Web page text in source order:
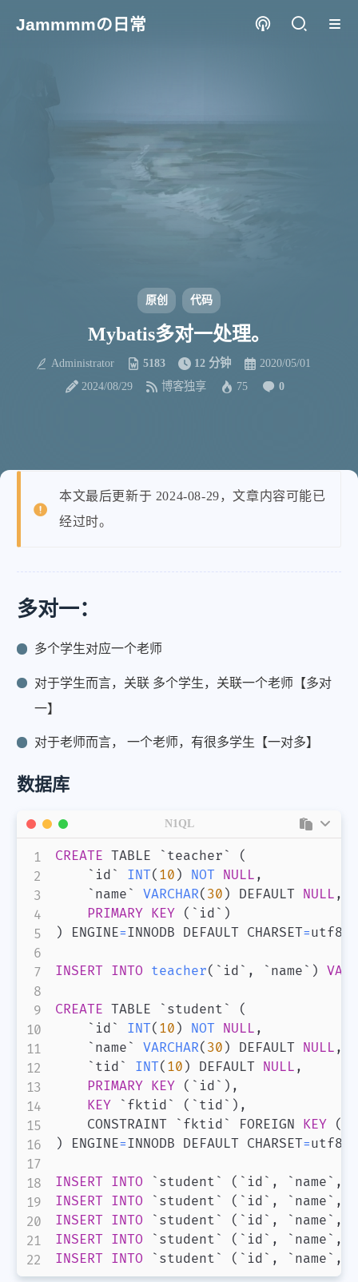
Jammmmの日常
原创 代码
Mybatis多对一处理。
Administrator 5183 12 分钟
2020/05/01
2024/08/29
博客独享 75 0
本文最后更新于 2024-08-29，文章内容可能已
经过时。
多对一：
多个学生对应一个老师
对于学生而言，关联 多个学生，关联一个老师【多对
一】
对于老师而言， 一个老师，有很多学生【一对多】
数据库
CREATE TABLE `teacher`
(
`id`
INT( 10 ) NOT NULL ,
`name`
VARCHAR( 30 ) DEFAULT NULL ,
PRIMARY KEY ( `id` )
) ENGINE=INNODB DEFAULT CHARSET=utf8
INSERT INTO teacher( `id` , `name` )
CREATE TABLE `student`
(
`id`
INT( 10 ) NOT NULL ,
`name`
VARCHAR( 30 ) DEFAULT NULL ,
`tid`
INT( 10 ) DEFAULT NULL ,
PRIMARY KEY ( `id` ) ,
KEY
`fktid` ( `tid` ) ,
    CONSTRAINT
`fktid` FOREIGN KEY (
) ENGINE=INNODB DEFAULT CHARSET=utf8
INSERT INTO `student` ( `id` , `name` ,
INSERT INTO `student` ( `id` , `name` ,
INSERT INTO `student` ( `id` , `name` ,
INSERT INTO `student` ( `id` , `name` ,
INSERT INTO `student` ( `id` , `name` ,
N1QL